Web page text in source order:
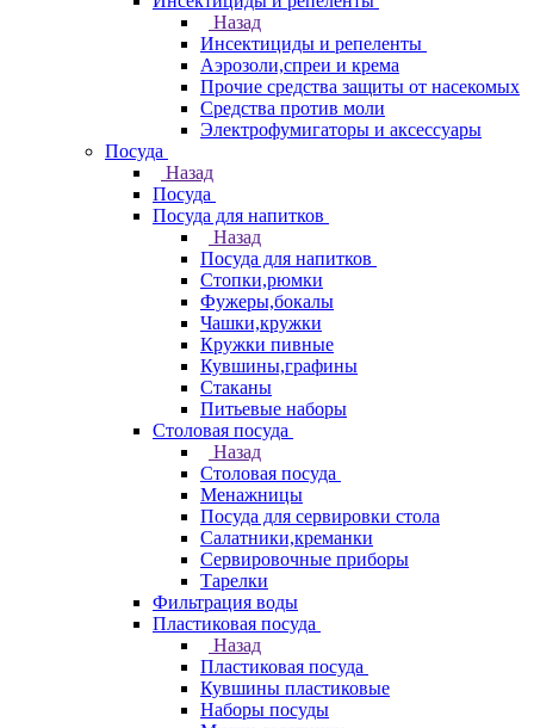
Назад
Инсектициды и репеленты
Аэрозоли,спреи и крема
Прочие средства защиты от насекомых
Средства против моли
Электрофумигаторы и аксессуары
Посуда
Назад
Посуда
Посуда для напитков
Назад
Посуда для напитков
Стопки,рюмки
Фужеры,бокалы
Чашки,кружки
Кружки пивные
Кувшины,графины
Стаканы
Питьевые наборы
Столовая посуда
Назад
Столовая посуда
Менажницы
Посуда для сервировки стола
Салатники,креманки
Сервировочные приборы
Тарелки
Фильтрация воды
Пластиковая посуда
Назад
Пластиковая посуда
Кувшины пластиковые
Наборы посуды